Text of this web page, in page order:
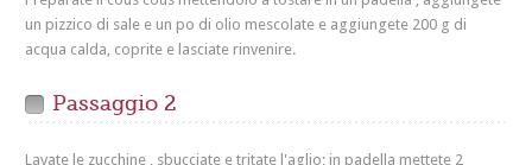
un pizzico di sale e un po di olio mescolate e aggiungete 200 g di
acqua calda, coprite e lasciate rinvenire.
Passaggio 2
Lavate le zucchine , sbucciate e tritate l'aglio; in padella mettete 2